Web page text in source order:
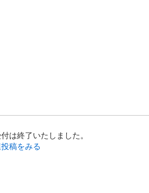
は終了いたしました。
稿をみる